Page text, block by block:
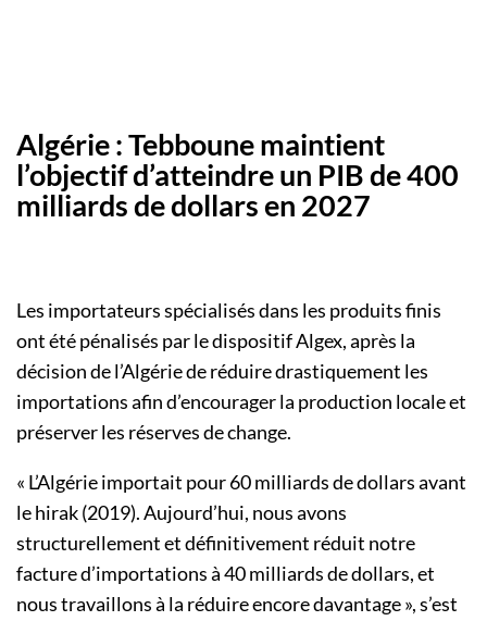
Algérie : Tebboune maintient
l’objectif d’atteindre un PIB de 400
milliards de dollars en 2027
Les importateurs spécialisés dans les produits finis
ont été pénalisés par le dispositif Algex, après la
décision de l’Algérie de réduire drastiquement les
importations afin d’encourager la production locale et
préserver les réserves de change.
« L’Algérie importait pour 60 milliards de dollars avant
le hirak (2019). Aujourd’hui, nous avons
structurellement et définitivement réduit notre
facture d’importations à 40 milliards de dollars, et
nous travaillons à la réduire encore davantage », s’est